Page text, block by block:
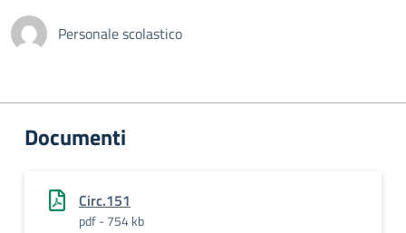
Personale scolastico
Documenti
Circ.151
pdf - 754 kb